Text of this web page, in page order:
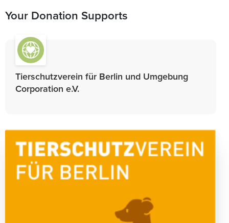
Your Donation Supports
Tierschutzverein für Berlin und Umgebung
Corporation e.V.